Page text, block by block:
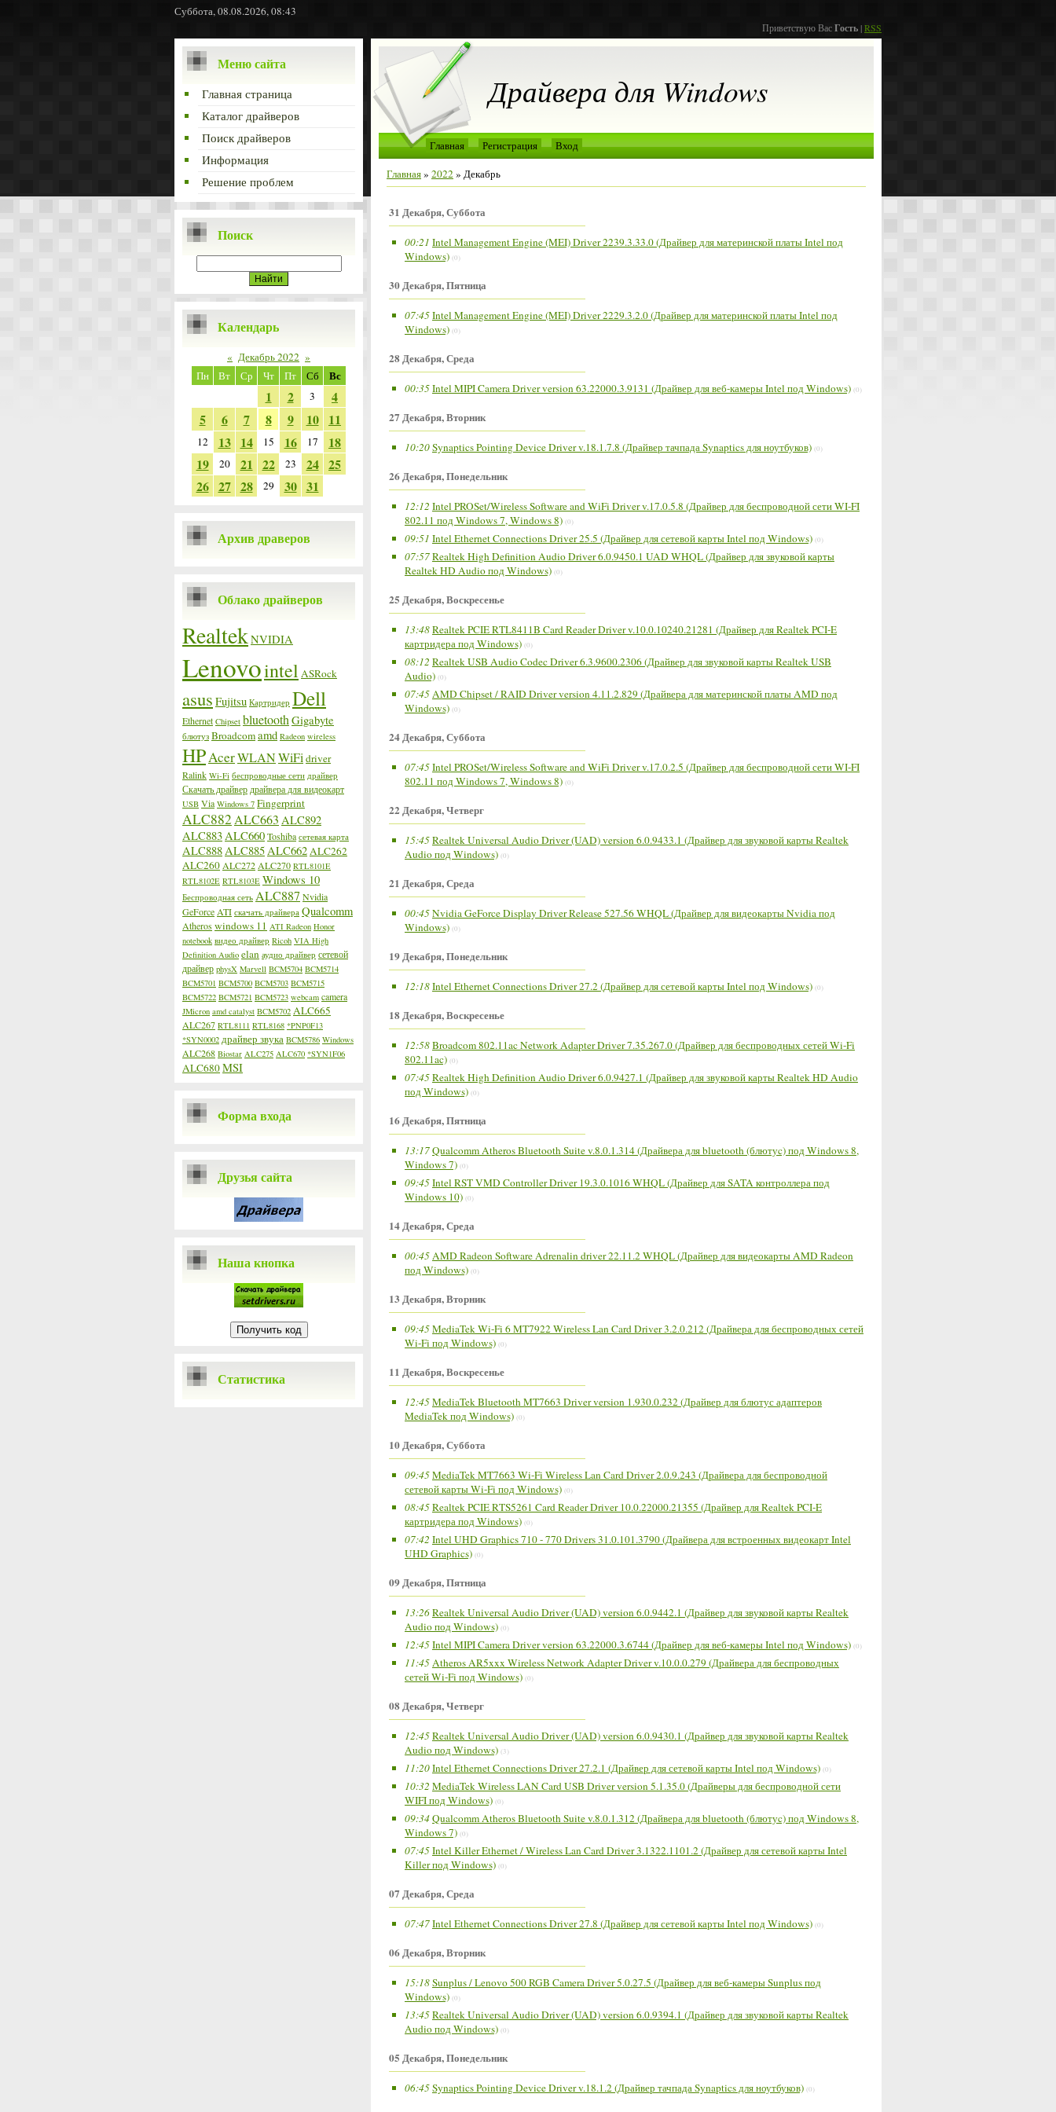
Суббота, 08.08.2026, 08:43
Приветствую ВасГость|RSS
Меню сайта
Главная страница
Каталог драйверов
Поиск драйверов
Информация
Решение проблем
Поиск
Календарь
« Декабрь 2022 »
Пн
Вт Ср Чт Пт Сб Вс
1 2 3
4
5
6 7 8 9 10 11
12 13 14 15 16 17
18
19
20 21 22 23 24 25
26 27 28 29 30 31
Архив драверов
Облако драйверов
RealtekNVIDIA
Lenovointel ASRock
asus Fujitsu Картридер Dell
Ethernet Chipset bluetooth Gigabyte
блютуз Broadcomamd Radeon wireless
HPAcerWLANWiFi driver
Ralink Wi-Fi беспроводные сети драйвер
Скачать драйвер драйвера для видеокарт
USB Via Windows 7 Fingerprint
ALC882 ALC663 ALC892
ALC883ALC660Toshiba сетевая карта
ALC888ALC885ALC662ALC262
ALC260 ALC272 ALC270 RTL8101E
RTL8102E RTL8103E Windows 10
Беспроводная сеть ALC887 Nvidia
GeForce ATI скачать драйвера Qualcomm
Atheroswindows 11 ATI Radeon Honor
notebook видео драйвер Ricoh VIA High
Definition Audio elan аудио драйвер сетевой
драйвер physX Marvell BCM5704 BCM5714
BCM5701 BCM5700 BCM5703 BCM5715
BCM5722 BCM5721 BCM5723 webcam camera
JMicron amd catalyst BCM5702 ALC665
ALC267 RTL8111 RTL8168 *PNP0F13
*SYN0002 драйвер звука BCM5786 Windows
ALC268 Biostar ALC275 ALC670 *SYN1F06
ALC680MSI
Форма входа
Друзья сайта
Наша кнопка
Статистика
Драйвера для Windows
Главная Регистрация
Вход
Главная» 2022» Декабрь
31 Декабря, Суббота
00:21 Intel Management Engine (MEI) Driver 2239.3.33.0 (Драйвер для материнской платы Intel под
Windows) (0)
30 Декабря, Пятница
07:45Intel Management Engine (MEI) Driver 2229.3.2.0 (Драйвер для материнской платы Intel под
Windows) (0)
28 Декабря, Среда
00:35Intel MIPI Camera Driver version 63.22000.3.9131 (Драйвер для веб-камеры Intel под Windows) (0)
27 Декабря, Вторник
10:20Synaptics Pointing Device Driver v.18.1.7.8 (Драйвер тачпада Synaptics для ноутбуков) (0)
26 Декабря, Понедельник
12:12 Intel PROSet/Wireless Software and WiFi Driver v.17.0.5.8 (Драйвер для беспроводной сети WI-FI
802.11 под Windows 7, Windows 8) (0)
09:51 Intel Ethernet Connections Driver 25.5 (Драйвер для сетевой карты Intel под Windows) (0)
07:57Realtek High Definition Audio Driver 6.0.9450.1 UAD WHQL (Драйвер для звуковой карты
Realtek HD Audio под Windows) (0)
25 Декабря, Воскресенье
13:48Realtek PCIE RTL8411B Card Reader Driver v.10.0.10240.21281 (Драйвер для Realtek PCI-E
картридера под Windows) (0)
08:12 Realtek USB Audio Codec Driver 6.3.9600.2306 (Драйвер для звуковой карты Realtek USB
Audio) (0)
07:45AMD Chipset / RAID Driver version 4.11.2.829 (Драйвера для материнской платы AMD под
Windows) (0)
24 Декабря, Суббота
07:45Intel PROSet/Wireless Software and WiFi Driver v.17.0.2.5 (Драйвер для беспроводной сети WI-FI
802.11 под Windows 7, Windows 8) (0)
22 Декабря, Четверг
15:45Realtek Universal Audio Driver (UAD) version 6.0.9433.1 (Драйвер для звуковой карты Realtek
Audio под Windows) (0)
21 Декабря, Среда
00:45Nvidia GeForce Display Driver Release 527.56 WHQL (Драйвер для видеокарты Nvidia под
Windows) (0)
19 Декабря, Понедельник
12:18Intel Ethernet Connections Driver 27.2 (Драйвер для сетевой карты Intel под Windows) (0)
18 Декабря, Воскресенье
12:58Broadcom 802.11ac Network Adapter Driver 7.35.267.0 (Драйвер для беспроводных сетей Wi-Fi
802.11ac) (0)
07:45Realtek High Definition Audio Driver 6.0.9427.1 (Драйвер для звуковой карты Realtek HD Audio
под Windows) (0)
16 Декабря, Пятница
13:17Qualcomm Atheros Bluetooth Suite v.8.0.1.314 (Драйвера для bluetooth (блютуc) под Windows 8,
Windows 7) (0)
09:45Intel RST VMD Controller Driver 19.3.0.1016 WHQL (Драйвер для SATA контроллера под
Windows 10) (0)
14 Декабря, Среда
00:45AMD Radeon Software Adrenalin driver 22.11.2 WHQL (Драйвер для видеокарты AMD Radeon
под Windows) (0)
13 Декабря, Вторник
09:45MediaTek Wi-Fi 6 MT7922 Wireless Lan Card Driver 3.2.0.212 (Драйвера для беспроводных сетей
Wi-Fi под Windows) (0)
11 Декабря, Воскресенье
12:45MediaTek Bluetooth MT7663 Driver version 1.930.0.232 (Драйвер для блютус адаптеров
MediaTek под Windows) (0)
10 Декабря, Суббота
09:45MediaTek MT7663 Wi-Fi Wireless Lan Card Driver 2.0.9.243 (Драйвера для беспроводной
сетевой карты Wi-Fi под Windows) (0)
08:45Realtek PCIE RTS5261 Card Reader Driver 10.0.22000.21355 (Драйвер для Realtek PCI-E
картридера под Windows) (0)
07:42 Intel UHD Graphics 710 - 770 Drivers 31.0.101.3790 (Драйвера для встроенных видеокарт Intel
UHD Graphics) (0)
09 Декабря, Пятница
13:26Realtek Universal Audio Driver (UAD) version 6.0.9442.1 (Драйвер для звуковой карты Realtek
Audio под Windows) (0)
12:45Intel MIPI Camera Driver version 63.22000.3.6744 (Драйвер для веб-камеры Intel под Windows) (0)
11:45Atheros AR5xxx Wireless Network Adapter Driver v.10.0.0.279 (Драйвера для беспроводных
сетей Wi-Fi под Windows) (0)
08 Декабря, Четверг
12:45Realtek Universal Audio Driver (UAD) version 6.0.9430.1 (Драйвер для звуковой карты Realtek
Audio под Windows) (3)
11:20Intel Ethernet Connections Driver 27.2.1 (Драйвер для сетевой карты Intel под Windows) (0)
10:32 MediaTek Wireless LAN Card USB Driver version 5.1.35.0 (Драйверы для беспроводной сети
WIFI под Windows) (0)
09:34Qualcomm Atheros Bluetooth Suite v.8.0.1.312 (Драйвера для bluetooth (блютуc) под Windows 8,
Windows 7) (0)
07:45Intel Killer Ethernet / Wireless Lan Card Driver 3.1322.1101.2 (Драйвер для сетевой карты Intel
Killer под Windows) (0)
07 Декабря, Среда
07:47Intel Ethernet Connections Driver 27.8 (Драйвер для сетевой карты Intel под Windows) (0)
06 Декабря, Вторник
15:18Sunplus / Lenovo 500 RGB Camera Driver 5.0.27.5 (Драйвер для веб-камеры Sunplus под
Windows) (0)
13:45Realtek Universal Audio Driver (UAD) version 6.0.9394.1 (Драйвер для звуковой карты Realtek
Audio под Windows) (0)
05 Декабря, Понедельник
06:45Synaptics Pointing Device Driver v.18.1.2 (Драйвер тачпада Synaptics для ноутбуков) (0)